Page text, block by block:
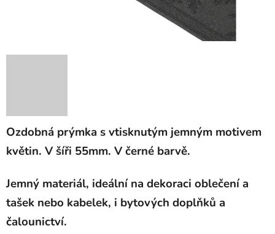
Ozdobná prýmka s vtisknutým jemným motivem
květin. V šíři 55mm. V černé barvě.
Jemný materiál, ideální na dekoraci oblečení a
tašek nebo kabelek, i bytových doplňků a
čalounictví.